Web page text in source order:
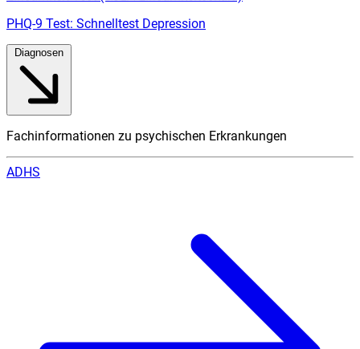
PHQ-9 Test: Schnelltest Depression
Fachinformationen zu psychischen Erkrankungen
ADHS